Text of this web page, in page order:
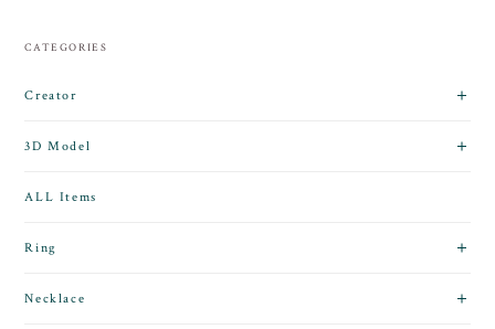
CATEGORIES
Creator
3D Model
ALL Items
Ring
Necklace